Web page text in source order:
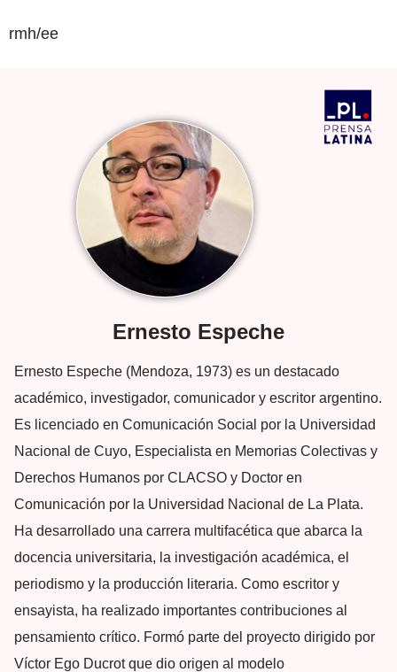
rmh/ee
Ernesto Espeche
Ernesto Espeche (Mendoza, 1973) es un destacado
académico, investigador, comunicador y escritor argentino.
Es licenciado en Comunicación Social por la Universidad
Nacional de Cuyo, Especialista en Memorias Colectivas y
Derechos Humanos por CLACSO y Doctor en
Comunicación por la Universidad Nacional de La Plata.
Ha desarrollado una carrera multifacética que abarca la
docencia universitaria, la investigación académica, el
periodismo y la producción literaria. Como escritor y
ensayista, ha realizado importantes contribuciones al
pensamiento crítico. Formó parte del proyecto dirigido por
Víctor Ego Ducrot que dio origen al modelo